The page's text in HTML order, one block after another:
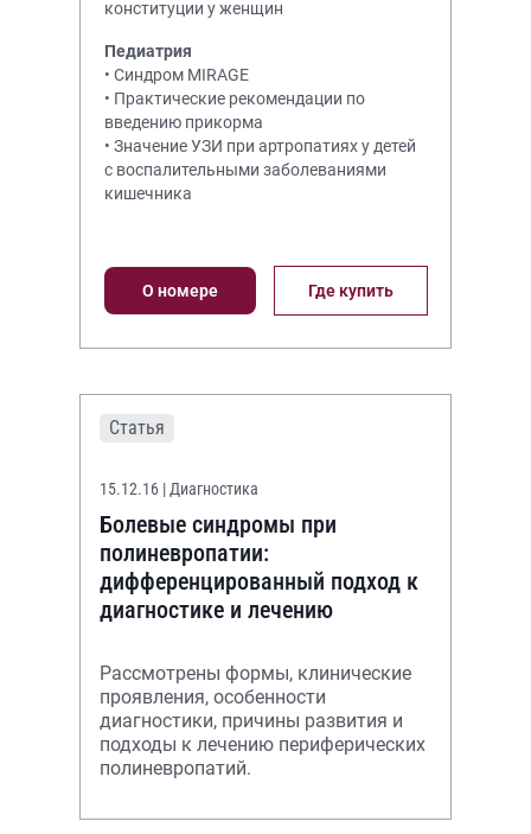
конституции у женщин
Педиатрия
• Синдром MIRAGE
• Практические рекомендации по
введению прикорма
• Значение УЗИ при артропатиях у детей
с воспалительными заболеваниями
кишечника
О номере Где купить
Статья
15.12.16 | Диагностика
Болевые синдромы при
полиневропатии:
дифференцированный подход к
диагностике и лечению
Рассмотрены формы, клинические
проявления, особенности
диагностики, причины развития и
подходы к лечению периферических
полиневропатий.